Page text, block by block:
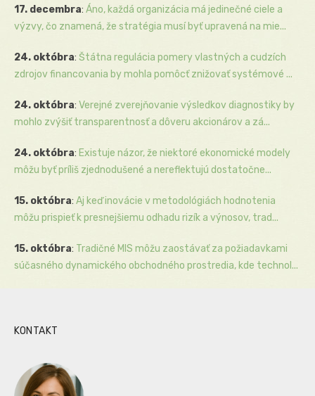
17. decembra: Áno, každá organizácia má jedinečné ciele a
výzvy, čo znamená, že stratégia musí byť upravená na mie...
24. októbra: Štátna regulácia pomery vlastných a cudzích
zdrojov financovania by mohla pomôcť znižovať systémové ...
24. októbra: Verejné zverejňovanie výsledkov diagnostiky by
mohlo zvýšiť transparentnosť a dôveru akcionárov a zá...
24. októbra: Existuje názor, že niektoré ekonomické modely
môžu byť príliš zjednodušené a nereflektujú dostatočne...
15. októbra: Aj keď inovácie v metodológiách hodnotenia
môžu prispieť k presnejšiemu odhadu rizík a výnosov, trad...
15. októbra: Tradičné MIS môžu zaostávať za požiadavkami
súčasného dynamického obchodného prostredia, kde technol...
KONTAKT